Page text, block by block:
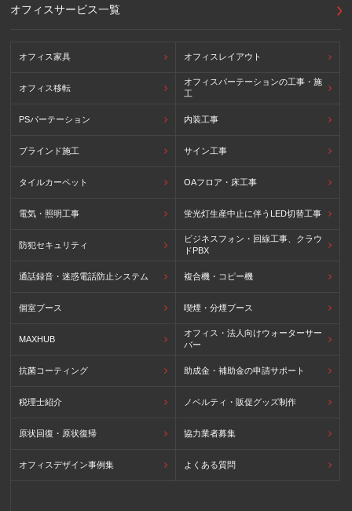
オフィスサービス一覧
オフィス家具 オフィスレイアウト
オフィス移転
オフィスパーテーションの工事・施
工
PSパーテーション 内装工事
ブラインド施工 サイン工事
タイルカーペット OAフロア・床工事
電気・照明工事 蛍光灯生産中止に伴うLED切替工事
防犯セキュリティ
ビジネスフォン・回線工事、クラウ
ドPBX
通話録音・迷惑電話防止システム 複合機・コピー機
個室ブース 喫煙・分煙ブース
MAXHUB
オフィス・法人向けウォーターサー
バー
抗菌コーティング 助成金・補助金の申請サポート
税理士紹介 ノベルティ・販促グッズ制作
原状回復・原状復帰 協力業者募集
オフィスデザイン事例集 よくある質問